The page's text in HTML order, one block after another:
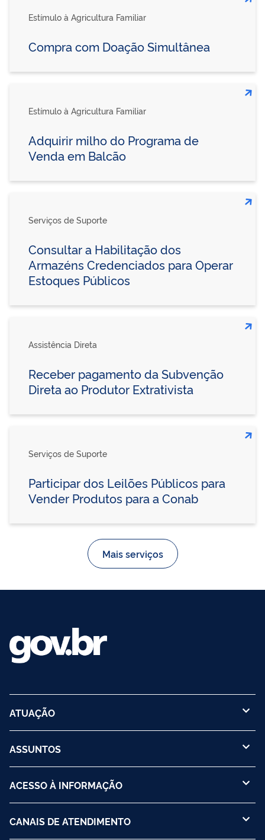
Estímulo à Agricultura Familiar
Compra com Doação Simultânea
Estímulo à Agricultura Familiar
Adquirir milho do Programa de
Venda em Balcão
Serviços de Suporte
Consultar a Habilitação dos
Armazéns Credenciados para Operar
Estoques Públicos
Assistência Direta
Receber pagamento da Subvenção
Direta ao Produtor Extrativista
Serviços de Suporte
Participar dos Leilões Públicos para
Vender Produtos para a Conab
Mais serviços
ATUAÇÃO
ASSUNTOS
ACESSO À INFORMAÇÃO
CANAIS DE ATENDIMENTO